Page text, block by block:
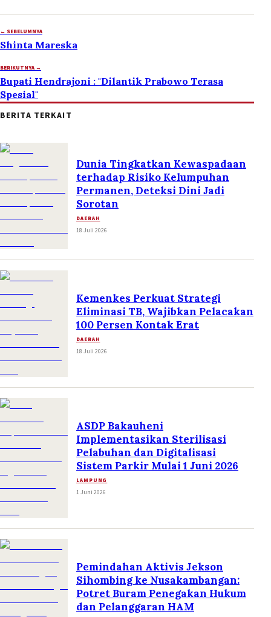
← SEBELUMNYA
Shinta Mareska
BERIKUTNYA →
Bupati Hendrajoni : "Dilantik Prabowo Terasa
Spesial"
BERITA TERKAIT
Dunia Tingkatkan Kewaspadaan
terhadap Risiko Kelumpuhan
Permanen, Deteksi Dini Jadi
Sorotan
DAERAH
18 Juli 2026
Kemenkes Perkuat Strategi
Eliminasi TB, Wajibkan Pelacakan
100 Persen Kontak Erat
DAERAH
18 Juli 2026
ASDP Bakauheni
Implementasikan Sterilisasi
Pelabuhan dan Digitalisasi
Sistem Parkir Mulai 1 Juni 2026
LAMPUNG
1 Juni 2026
Pemindahan Aktivis Jekson
Sihombing ke Nusakambangan:
Potret Buram Penegakan Hukum
dan Pelanggaran HAM